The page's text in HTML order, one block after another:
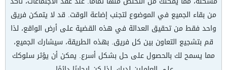
من بقاء الجميع في الموضوع لتجنب إضاعة الوقت. قد لا يتمكن فريق
واحد فقط من تحقيق العدالة في هذه القضية على أرض الواقع، لذا
قم بتشجيع التعاون بين كل فريق. بهذه الطريقة، سيشارك الجميع،
مما يسمح لك بالحصول على حل بشكل أسرع. يمكن أن يؤثر سلوكك